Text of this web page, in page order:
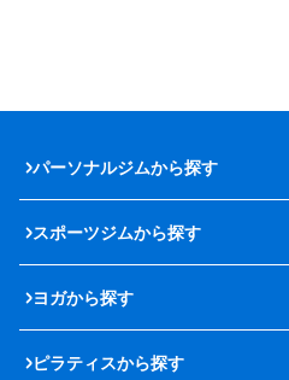
パーソナルジムから探す
スポーツジムから探す
ヨガから探す
ピラティスから探す